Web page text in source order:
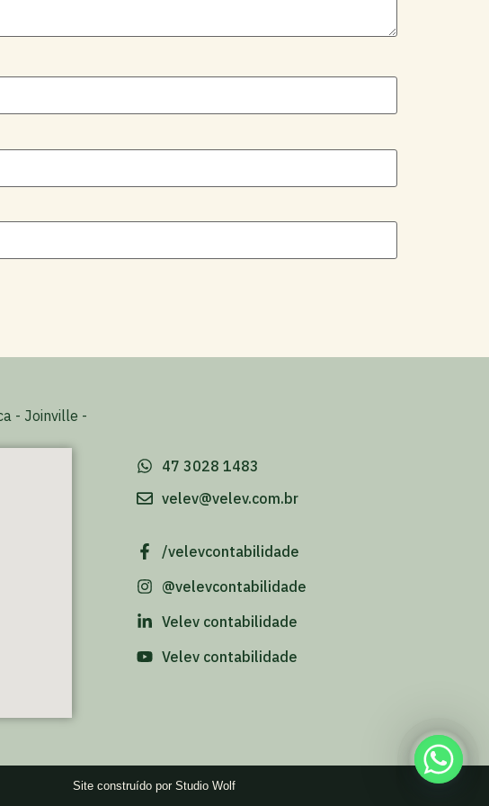
- Joinville -
/velevcontabilidade
@velevcontabilidade
Velev contabilidade
Velev contabilidade
47 3028 1483
velev@velev.com.br
Site construído por Studio Wolf